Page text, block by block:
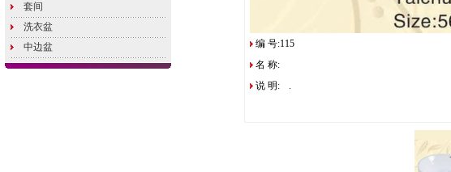
套间
洗衣盆
中边盆
编 号:115
名 称:
说 明:
.